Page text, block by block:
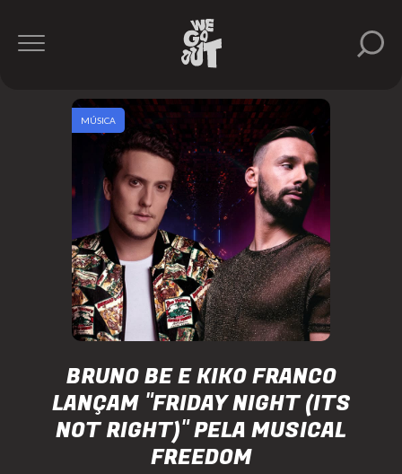
BRUNO BE E KIKO FRANCO
LANÇAM "FRIDAY NIGHT (ITS
NOT RIGHT)" PELA MUSICAL
FREEDOM
MÚSICA